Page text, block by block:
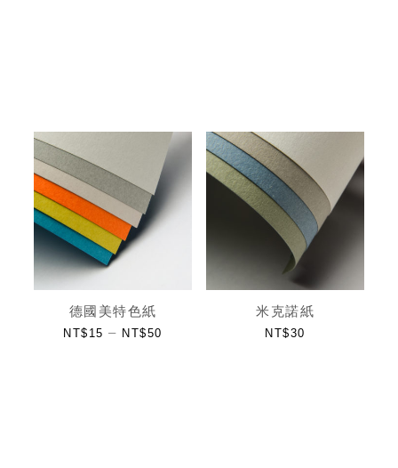
德國美特色紙
NT$ 15 – NT$50
米克諾紙
NT$30